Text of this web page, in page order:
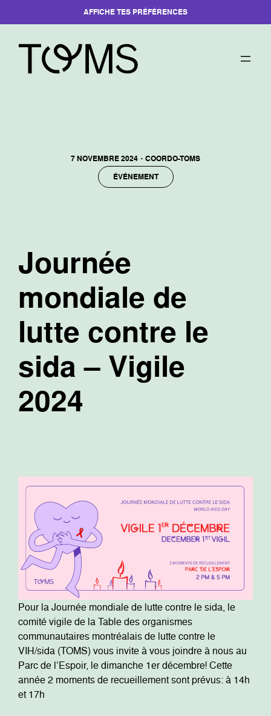
AFFICHE TES PRÉFÉRENCES
au
contenu
7 NOVEMBRE 2024 · COORDO-TOMS
ÉVÉNEMENT
Journée
mondiale de
lutte contre le
sida – Vigile
2024
Pour la Journée mondiale de lutte contre le sida, le
comité vigile de la Table des organismes
communautaires montréalais de lutte contre le
VIH/sida (TOMS) vous invite à vous joindre à nous au
Parc de l’Espoir, le dimanche 1er décembre! Cette
année 2 moments de recueillement sont prévus: à 14h
et 17h